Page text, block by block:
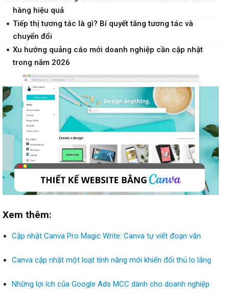
hàng hiệu quả
Tiếp thị tương tác là gì? Bí quyết tăng tương tác và
chuyển đổi
Xu hướng quảng cáo mới doanh nghiệp cần cập nhật
trong năm 2026
Xem thêm:
Cập nhật Canva Pro Magic Write: Canva tự viết đoạn văn
Canva cập nhật một loạt tính năng mới khiến đối thủ lo lắng
Những lợi ích của Google Ads MCC dành cho doanh nghiệp